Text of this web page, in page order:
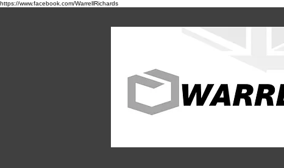
https://www.facebook.com/WarrellRichards